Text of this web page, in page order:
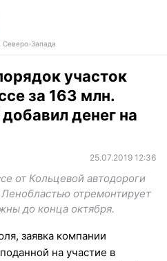
Северо-Запада
участок
за 163 млн.
денег на
25.07.2019 12:36
от Кольцевой автодороги
отремонтирует
до конца октября.
заявка компании
на участие в